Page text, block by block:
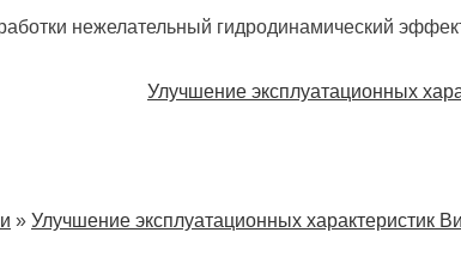
нежелательный гидродинамический
Улучшение эксплуатационных
» Улучшение эксплуатационных характеристик